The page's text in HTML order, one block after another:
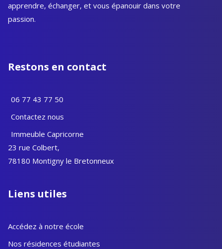
apprendre, échanger, et vous épanouir dans votre
passion.
Restons en contact
06 77 43 77 50
Contactez nous
Immeuble Capricorne
23 rue Colbert,
78180 Montigny le Bretonneux
Liens utiles
Accédez à notre école
Nos résidences étudiantes